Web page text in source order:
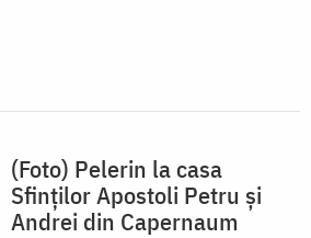
(Foto) Pelerin la casa
Sfinților Apostoli Petru și
Andrei din Capernaum